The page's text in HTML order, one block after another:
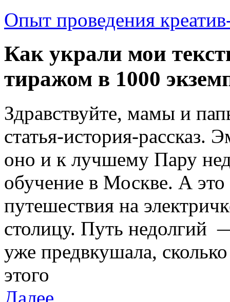
Опыт проведения
Как украли мои
тиражом в 1000
Здравствуйте, мамы и
статья-история-
оно и к лучшему Пару
обучение в Москве. А
путешествия на
столицу. Путь недолгий
уже предвкушала,
этого